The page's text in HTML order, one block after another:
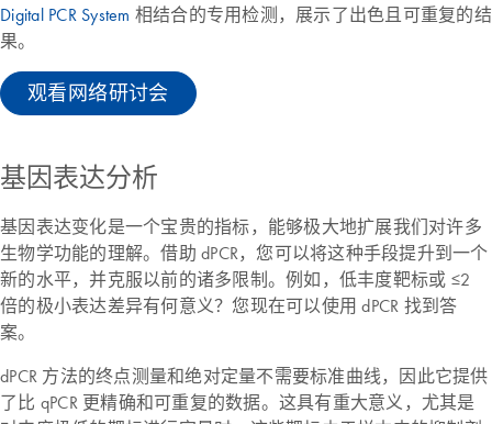
Digital PCR System 相结合的专用检测，展示了出色且可重复的结
果。
观看网络研讨会
基因表达分析
基因表达变化是一个宝贵的指标，能够极大地扩展我们对许多
生物学功能的理解。借助 dPCR，您可以将这种手段提升到一个
新的水平，并克服以前的诸多限制。例如，低丰度靶标或 ≤2
倍的极小表达差异有何意义？您现在可以使用 dPCR 找到答
案。
dPCR 方法的终点测量和绝对定量不需要标准曲线，因此它提供
了比 qPCR 更精确和可重复的数据。这具有重大意义，尤其是